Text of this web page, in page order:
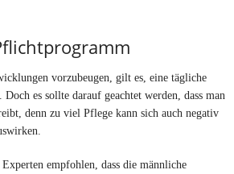
vorzubeugen, gilt es, eine tägliche
es sollte darauf geachtet werden, dass man
denn zu viel Pflege kann sich auch negativ
empfohlen, dass die männliche